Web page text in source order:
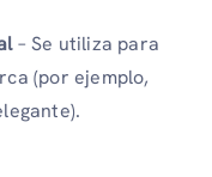
– Se utiliza para
(por ejemplo,